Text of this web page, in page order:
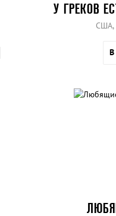
У ГРЕКОВ
США,
В